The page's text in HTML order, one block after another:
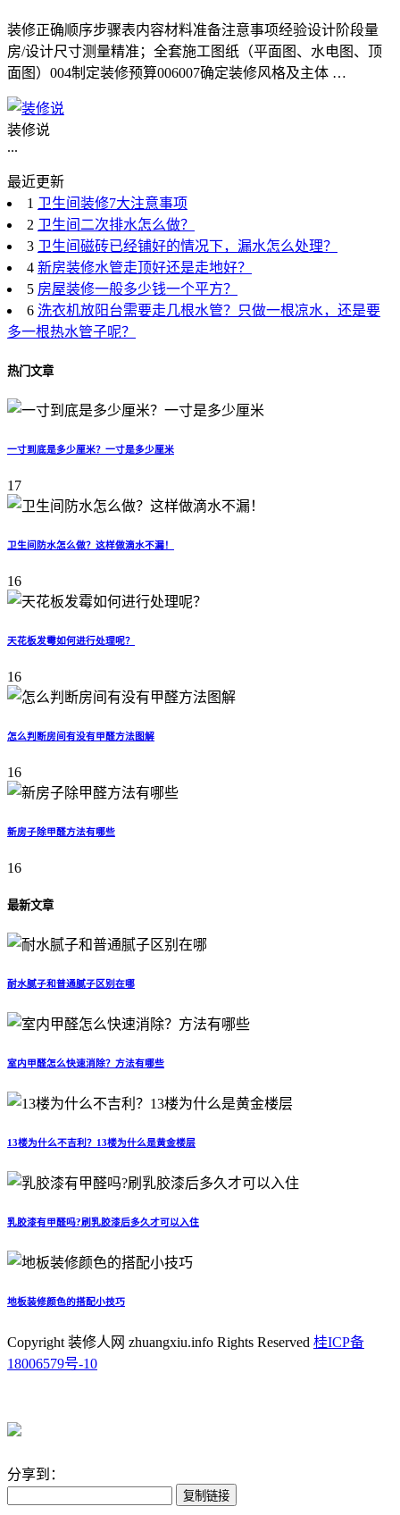
装修正确顺序步骤表内容材料准备注意事项经验设计阶段量
房/设计尺寸测量精准；全套施工图纸（平面图、水电图、顶
面图）004制定装修预算006007确定装修风格及主体 …
装修说
...
最近更新
1
卫生间装修7大注意事项
2
卫生间二次排水怎么做？
3
卫生间磁砖已经铺好的情况下，漏水怎么处理？
4 新房装修水管走顶好还是走地好？
5 房屋装修一般多少钱一个平方？
6 洗衣机放阳台需要走几根水管？只做一根凉水，还是要
多一根热水管子呢？
热门文章
一寸到底是多少厘米？一寸是多少厘米
17
卫生间防水怎么做？这样做滴水不漏！
16
天花板发霉如何进行处理呢？
16
怎么判断房间有没有甲醛方法图解
16
新房子除甲醛方法有哪些
16
最新文章
耐水腻子和普通腻子区别在哪
室内甲醛怎么快速消除？方法有哪些
13楼为什么不吉利？13楼为什么是黄金楼层
乳胶漆有甲醛吗?刷乳胶漆后多久才可以入住
地板装修颜色的搭配小技巧
Copyright 装修人网 zhuangxiu.info Rights Reserved 桂ICP备
18006579号-10
分享到：
复制链接